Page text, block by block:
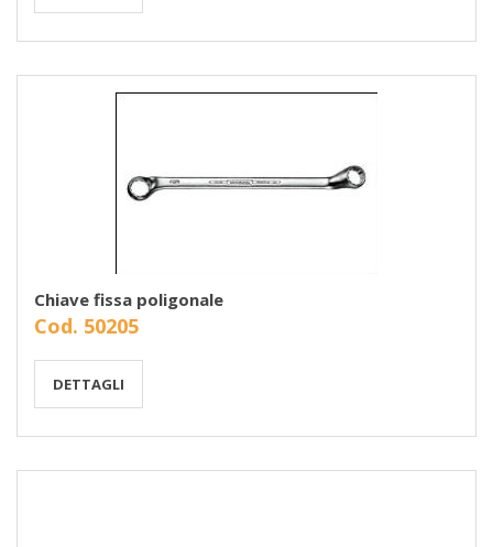
Chiave fissa poligonale
Cod. 50205
DETTAGLI